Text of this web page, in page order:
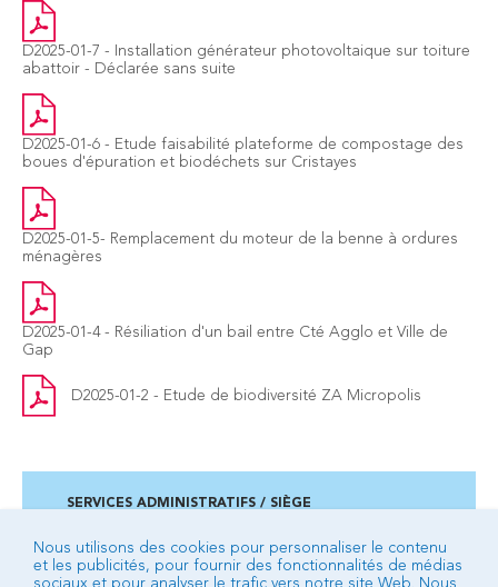
D2025-01-7 - Installation générateur photovoltaique sur toiture
abattoir - Déclarée sans suite
D2025-01-6 - Etude faisabilité plateforme de compostage des
boues d'épuration et biodéchets sur Cristayes
D2025-01-5- Remplacement du moteur de la benne à ordures
ménagères
D2025-01-4 - Résiliation d'un bail entre Cté Agglo et Ville de
Gap
D2025-01-2 - Etude de biodiversité ZA Micropolis
SERVICES ADMINISTRATIFS / SIÈGE
BP 92 - 05007 GAP cedex
04 92 53 24 24
Nous utilisons des cookies pour personnaliser le contenu
et les publicités, pour fournir des fonctionnalités de médias
sociaux et pour analyser le trafic vers notre site Web. Nous